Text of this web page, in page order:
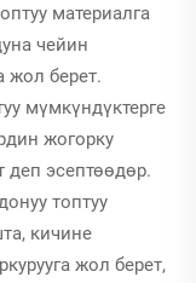
материалга
чейин
жол берет.
мүмкүндүктерге
жогорку
эсептөөдөр.
топтуу
кичине
жол берет,